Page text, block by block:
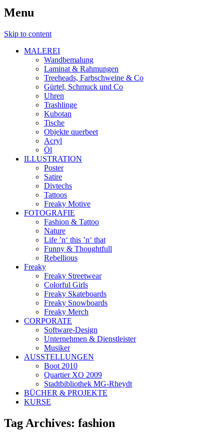
Menu
Skip to content
MALEREI
Wandbemalung
Laminat & Rahmungen
Treeheads, Farbschweine & Co
Gürtel, Schmuck und Co
Uhren
Trashlinge
Kubotan
Tische
Objekte querbeet
Acryl
Öl
ILLUSTRATION
Poster
Satire
Divtechs
Tattoos
Freaky Motive
FOTOGRAFIE
Fashion & Tattoo
Nature
Life ’n‘ this ’n‘ that
Funny & Thoughtfull
Rebellious
Freaky
Freaky Streetwear
Colorful Girls
Freaky Skateboards
Freaky Snowboards
Freaky Merch
CORPORATE
Software-Design
Unternehmen & Dienstleister
Musiker
AUSSTELLUNGEN
Boot 2010
Quartier XO 2009
Stadtbibliothek MG-Rheydt
BÜCHER & PROJEKTE
KURSE
Tag Archives: fashion